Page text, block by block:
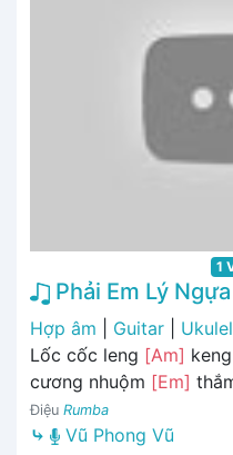
1
Phải Em Lý
Hợp âm
Guitar
Lốc cốc leng [Am]
cương nhuộm [Em]
Điệu Rumba
⤷ Vũ Phong Vũ